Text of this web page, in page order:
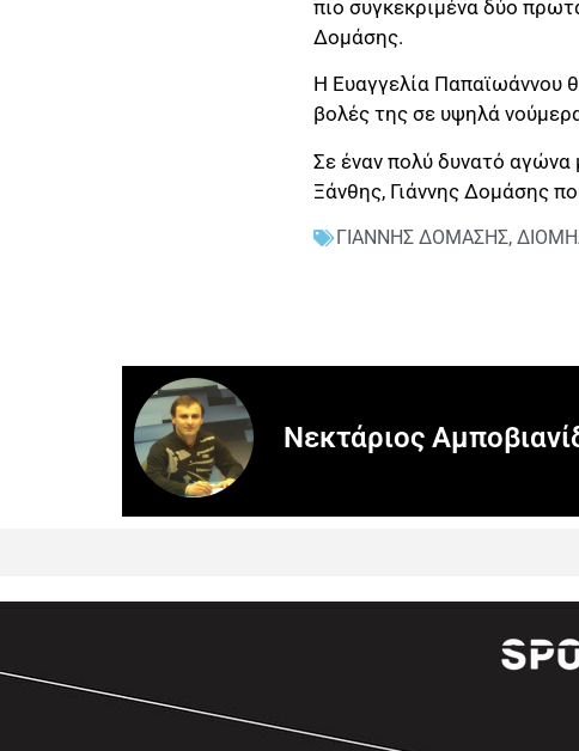
πιο συγκεκριμένα δύο
Δομάσης.
Η Ευαγγελία Παπαϊωάννου
βολές της σε υψηλά
Σε έναν πολύ δυνατό
Ξάνθης, Γιάννης Δομάσης
ΓΙΑΝΝΗΣ ΔΟΜΑΣΗΣ,
Νεκτάριος